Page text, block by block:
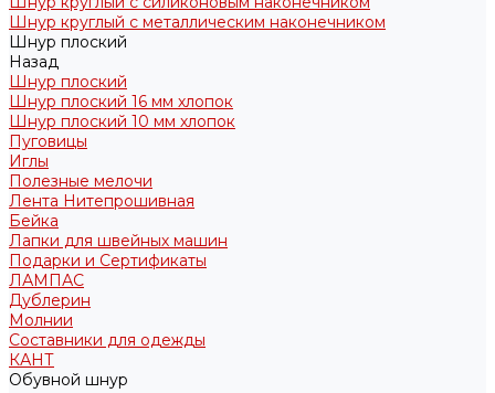
Шнур круглый с металлическим наконечником
Шнур плоский
Назад
Шнур плоский
Шнур плоский 16 мм хлопок
Шнур плоский 10 мм хлопок
Пуговицы
Иглы
Полезные мелочи
Лента Нитепрошивная
Бейка
Лапки для швейных машин
Подарки и Сертификаты
ЛАМПАС
Дублерин
Молнии
Составники для одежды
КАНТ
Обувной шнур